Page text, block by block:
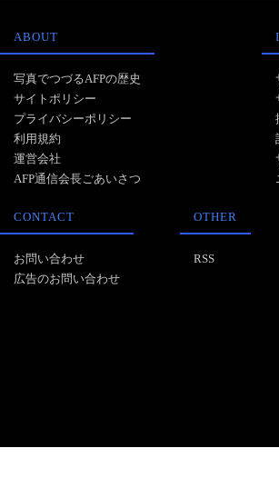
ABOUT
写真でつづるAFPの歴史
サイトポリシー
プライバシーポリシー
利用規約
運営会社
AFP通信会長ごあいさつ
CONTACT
お問い合わせ
広告のお問い合わせ
OTHER
RSS